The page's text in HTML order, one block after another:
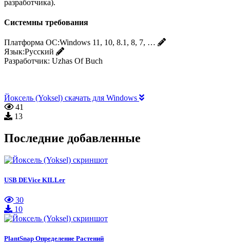
разработчика).
Системны требования
Платформа ОС:Windows 11, 10, 8.1, 8, 7, …
Язык:Русский
Разработчик: Uzhas Of Buch
Йоксель (Yoksel) скачать для Windows
41
13
Последние добавленные
USB DEVice KILLer
30
10
PlantSnap Определение Растени‪й